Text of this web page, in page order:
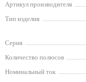
Артикул производителя
Тип изделия
Серия
Количество полюсов
Номинальный ток